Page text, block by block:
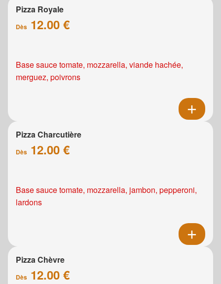
Pizza Royale
Dès 12.00 €
Base sauce tomate, mozzarella, viande hachée,
merguez, poivrons
Pizza Charcutière
Dès 12.00 €
Base sauce tomate, mozzarella, jambon, pepperoni,
lardons
Pizza Chèvre
Dès 12.00 €